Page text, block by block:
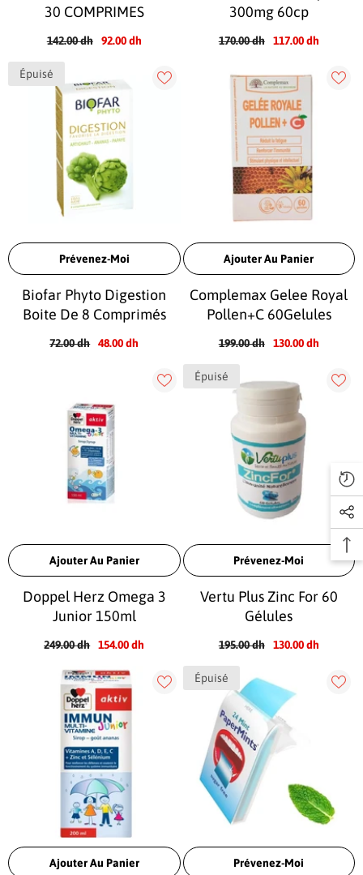
30 COMPRIMES
142.00 dh 92.00 dh
300mg 60cp
170.00 dh 117.00 dh
Épuisé
Prévenez-Moi
Biofar Phyto Digestion
Boite De 8 Comprimés
72.00 dh 48.00 dh
Ajouter Au Panier
Complemax Gelee Royal
Pollen+C 60Gelules
199.00 dh 130.00 dh
Ajouter Au Panier
Doppel Herz Omega 3
Junior 150ml
249.00 dh 154.00 dh
Épuisé
Prévenez-Moi
Vertu Plus Zinc For 60
Gélules
195.00 dh 130.00 dh
Ajouter Au Panier
Épuisé
Prévenez-Moi